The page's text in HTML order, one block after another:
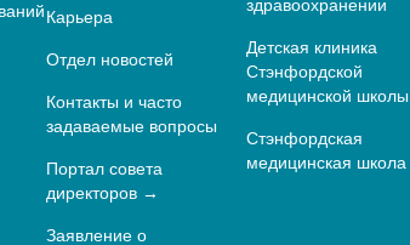
Карьера
Отдел новостей
Контакты и часто
задаваемые вопросы
Портал совета
директоров
Заявление о
здравоохранении
Детская клиника
Стэнфордской
медицинской школы
Стэнфордская
медицинская школа